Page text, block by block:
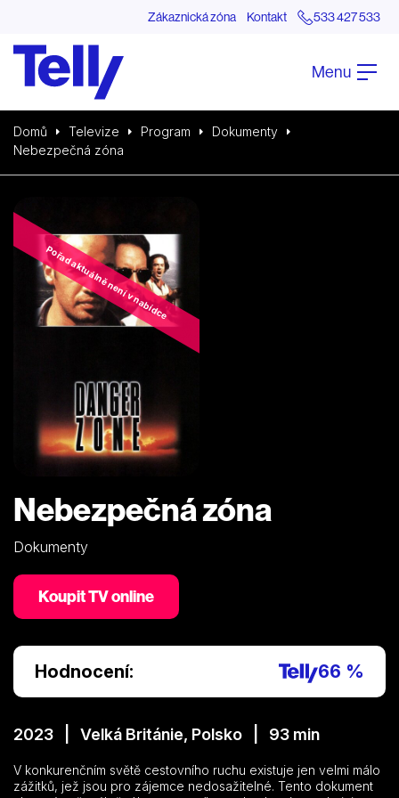
Zákaznická zóna Kontakt 533 427 533
Menu
Domů Televize Program
Dokumenty
Nebezpečná zóna
Pořad aktuálně není v nabídce
Nebezpečná zóna
Dokumenty
Koupit TV online
Hodnocení: 66 %
2023 | Velká Británie, Polsko | 93 min
V konkurenčním světě cestovního ruchu existuje jen velmi málo
zážitků, jež jsou pro zájemce nedosažitelné. Tento dokument